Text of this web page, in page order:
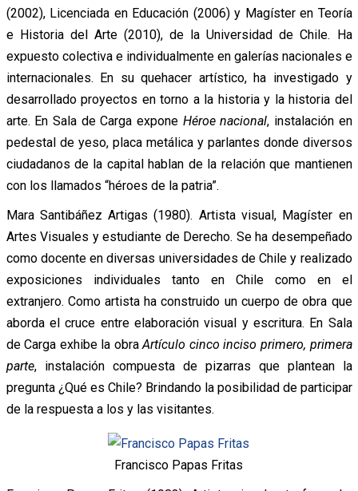
(2002), Licenciada en Educación (2006) y Magíster en Teoría
e Historia del Arte (2010), de la Universidad de Chile. Ha
expuesto colectiva e individualmente en galerías nacionales e
internacionales. En su quehacer artístico, ha investigado y
desarrollado proyectos en torno a la historia y la historia del
arte. En Sala de Carga expone Héroe nacional, instalación en
pedestal de yeso, placa metálica y parlantes donde diversos
ciudadanos de la capital hablan de la relación que mantienen
con los llamados “héroes de la patria”.
Mara Santibáñez Artigas (1980). Artista visual, Magíster en
Artes Visuales y estudiante de Derecho. Se ha desempeñado
como docente en diversas universidades de Chile y realizado
exposiciones individuales tanto en Chile como en el
extranjero. Como artista ha construido un cuerpo de obra que
aborda el cruce entre elaboración visual y escritura. En Sala
de Carga exhibe la obraArtículo cinco inciso primero, primera
parte, instalación compuesta de pizarras que plantean la
pregunta ¿Qué es Chile? Brindando la posibilidad de participar
de la respuesta a los y las visitantes.
Francisco Papas Fritas